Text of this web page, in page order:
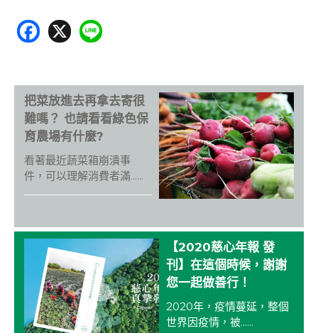
F
ac
b
o
o
k
X
把菜放進去再拿去寄很
難嗎？ 也請看看綠色保
育農場有什麼?
看著最近蔬菜箱崩潰事
件，可以理解消費者滿......
【2020慈心年報 發
刊】在這個時候，謝謝
您一起做善行！
2020年，疫情蔓延，整個
世界因疫情，被......